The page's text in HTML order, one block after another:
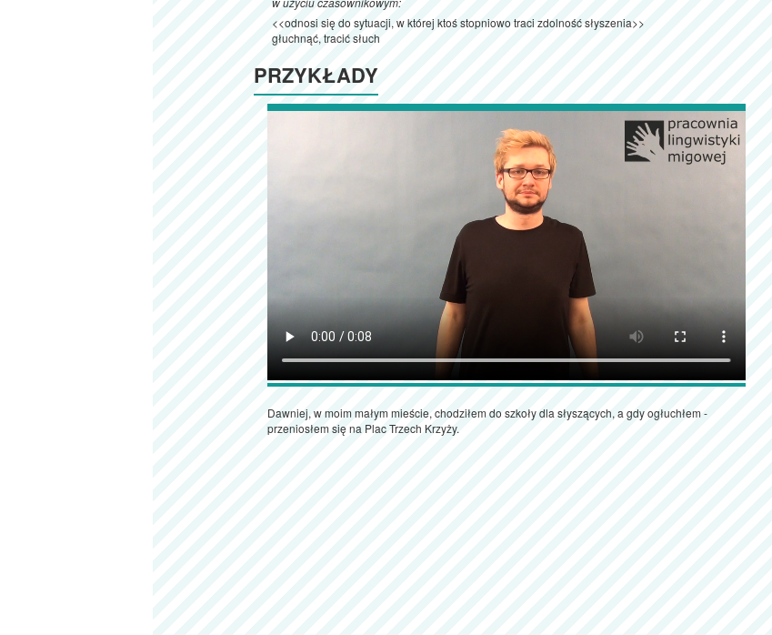
<<odnosi się do sytuacji, w której ktoś stopniowo traci zdolność słyszenia>>
głuchnąć, tracić słuch
PRZYKŁADY
Dawniej, w moim małym mieście, chodziłem do szkoły dla słyszących, a gdy ogłuchłem -
przeniosłem się na Plac Trzech Krzyży.